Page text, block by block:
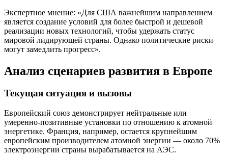
Экспертное мнение: «Для США важнейшим направлением
является создание условий для более быстрой и дешевой
реализации новых технологий, чтобы удержать статус
мировой лидирующей страны. Однако политические риски
могут замедлить прогресс».
Анализ сценариев развития в Европе
Текущая ситуация и вызовы
Европейский союз демонстрирует нейтральные или
умеренно-позитивные установки по отношению к атомной
энергетике. Франция, например, остается крупнейшим
европейским производителем атомной энергии — около 70%
электроэнергии страны вырабатывается на АЭС.